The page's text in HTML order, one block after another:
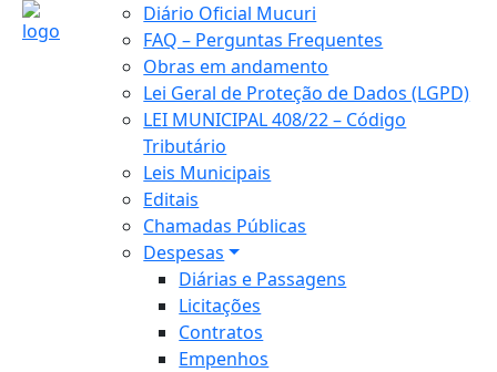
Diário Oficial Mucuri
FAQ – Perguntas Frequentes
Obras em andamento
Lei Geral de Proteção de Dados (LGPD)
LEI MUNICIPAL 408/22 – Código
Tributário
Leis Municipais
Editais
Chamadas Públicas
Despesas
Diárias e Passagens
Licitações
Contratos
Empenhos